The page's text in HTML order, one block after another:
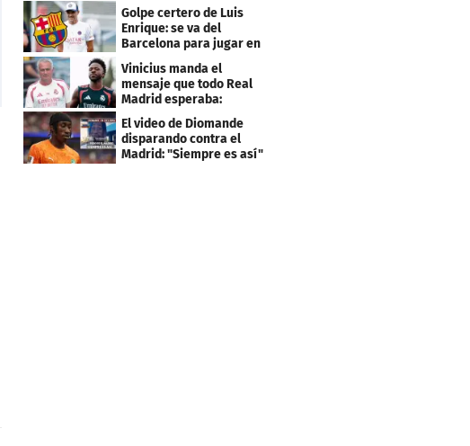
gobernanza"
Golpe certero de Luis
Enrique: se va del
Barcelona para jugar en
el PSG
Vinicius manda el
mensaje que todo Real
Madrid esperaba:
"Mourinho..."
El video de Diomande
disparando contra el
Madrid: "Siempre es así"